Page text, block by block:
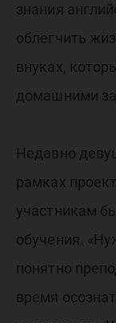
знания
облегчить
внуках,
домашними
Недавно
рамках
участникам
обучения.
понятно
время